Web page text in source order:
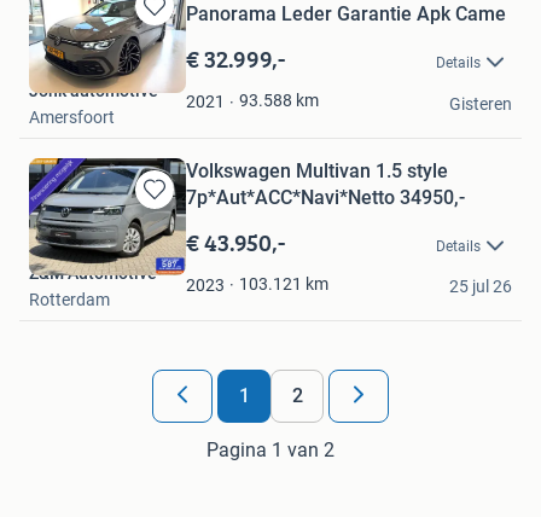
Bewaren
in
Mijn
Favorieten
Panorama Leder Garantie Apk Came
€ 32.999,- Details
2021 93.588 km
Jonk automotive
Amersfoort
Gisteren
Bewaren
in
Mijn
Favorieten
Volkswagen Multivan 1.5 style
7p*Aut*ACC*Navi*Netto 34950,-
€ 43.950,- Details
2023 103.121 km
Z&M Automotive
Rotterdam
25 jul 26
1 2
Pagina 1 van 2